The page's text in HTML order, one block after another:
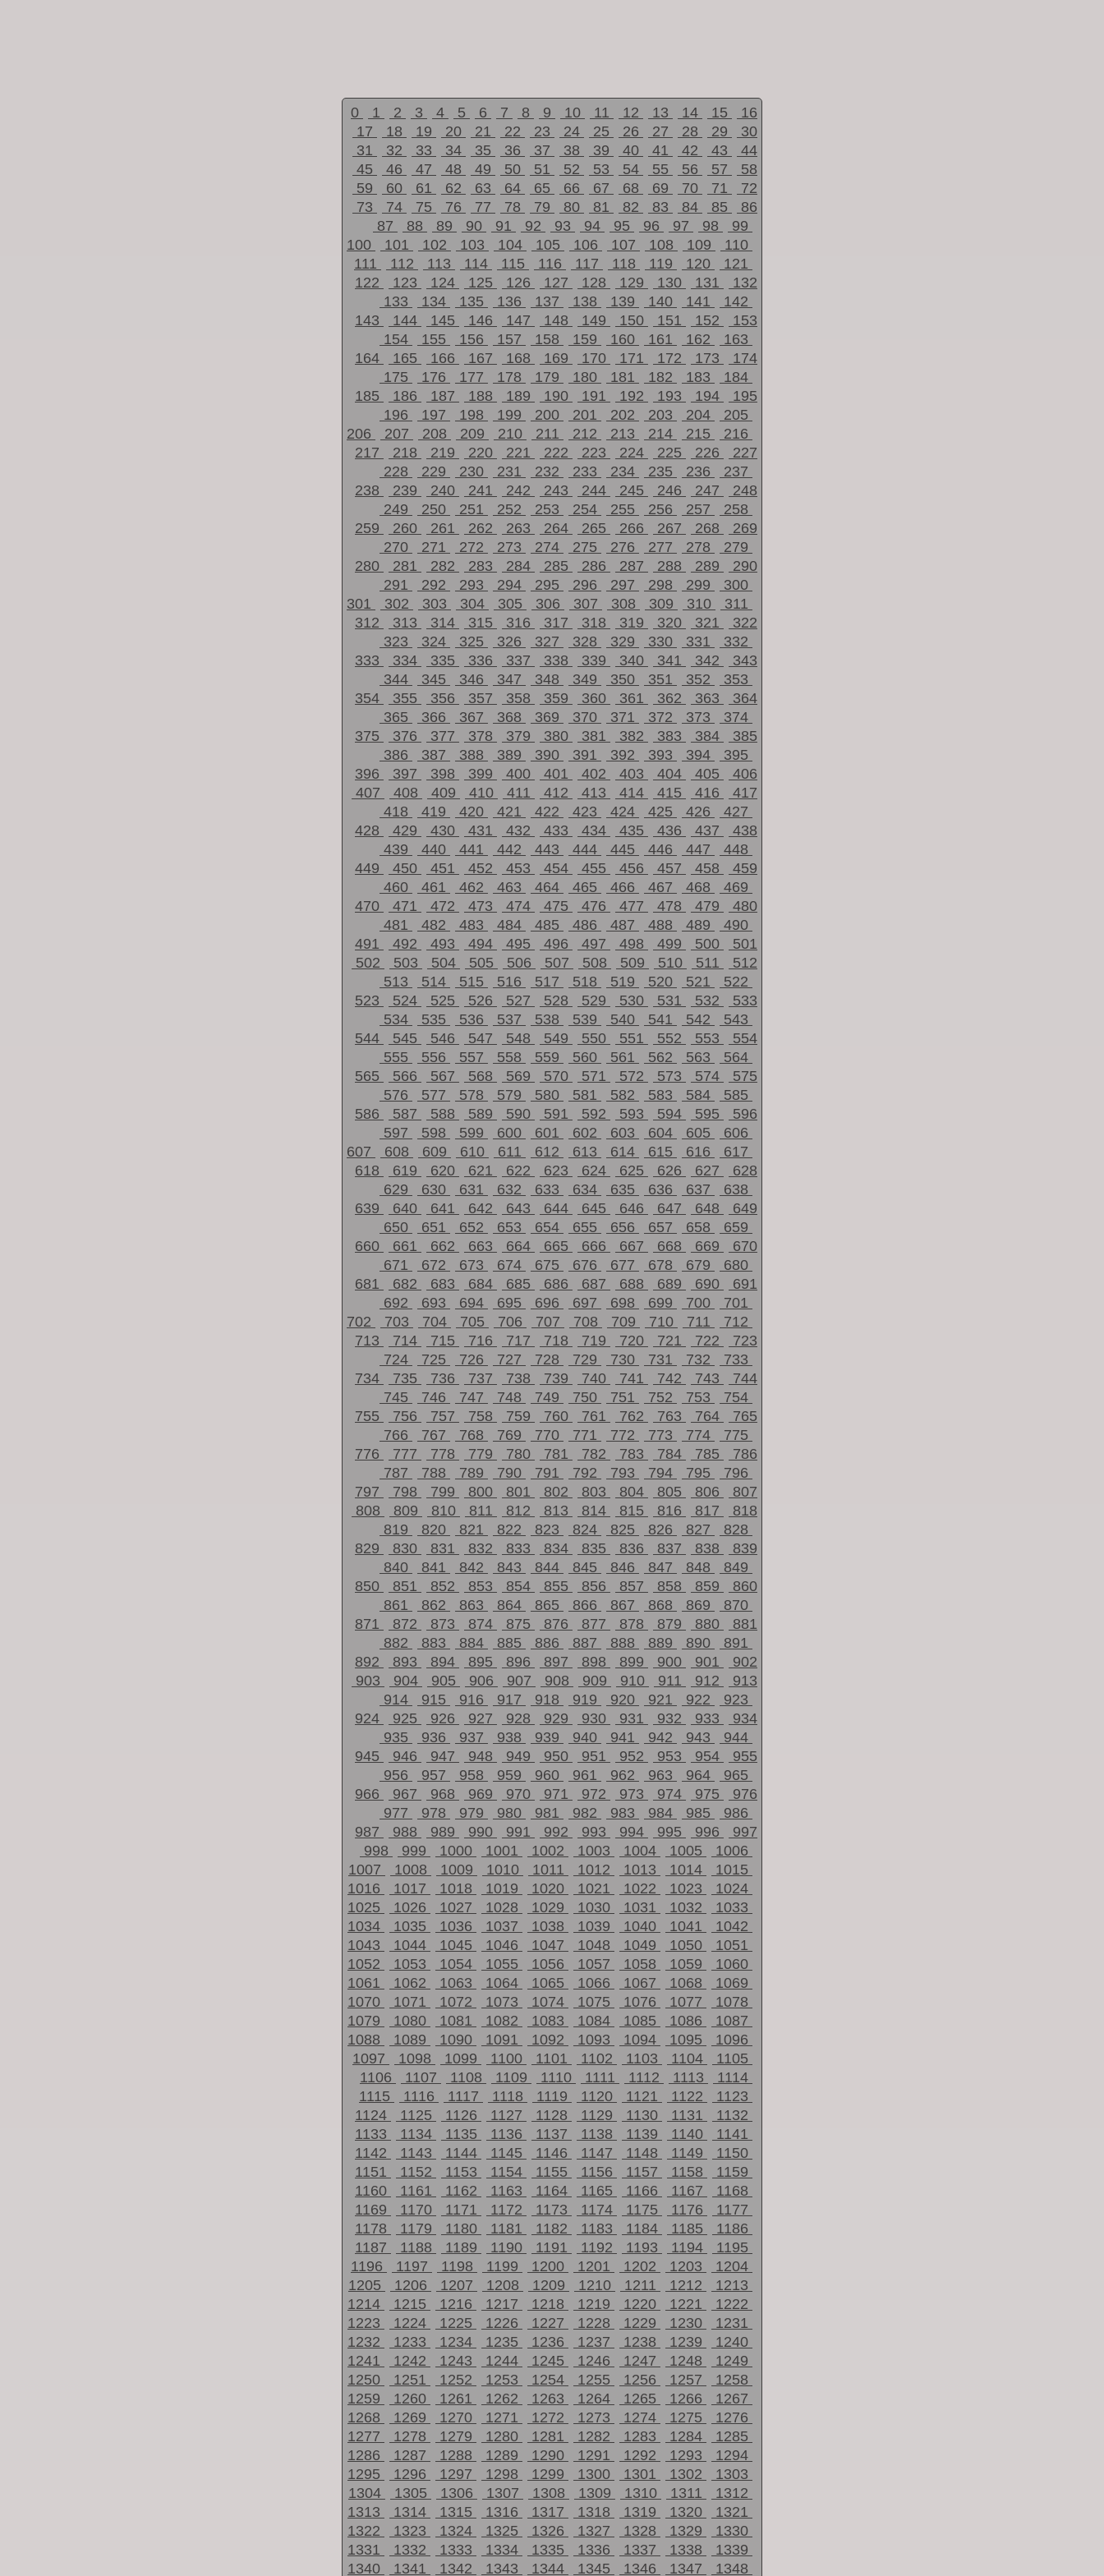
0 1 2 3 4 5 6 7 8 9 10 11 12 13 14 15
16
17
18 19 20 21 22 23 24 25 26 27 28 29
30
31
32 33 34 35 36 37 38 39 40 41 42 43
44
45
46 47 48 49 50 51 52 53 54 55 56 57
58
59
60 61 62 63 64 65 66 67 68 69 70 71
72
73
74 75 76 77 78 79 80 81 82 83 84 85
86
87
88 89 90 91 92 93 94 95 96 97 98
99
100
101 102 103 104 105 106 107 108 109
110
111
112 113 114 115 116 117 118 119 120
121
122
123 124 125 126 127 128 129 130 131
132
133
134 135 136 137 138 139 140 141
142
143
144 145 146 147 148 149 150 151 152
153
154
155 156 157 158 159 160 161 162
163
164
165 166 167 168 169 170 171 172 173
174
175
176 177 178 179 180 181 182 183
184
185
186 187 188 189 190 191 192 193 194
195
196
197 198 199 200 201 202 203 204
205
206
207 208 209 210 211 212 213 214 215
216
217
218 219 220 221 222 223 224 225 226
227
228
229 230 231 232 233 234 235 236
237
238
239 240 241 242 243 244 245 246 247
248
249
250 251 252 253 254 255 256 257
258
259
260 261 262 263 264 265 266 267 268
269
270
271 272 273 274 275 276 277 278
279
280
281 282 283 284 285 286 287 288 289
290
291
292 293 294 295 296 297 298 299
300
301
302 303 304 305 306 307 308 309 310
311
312
313 314 315 316 317 318 319 320 321
322
323
324 325 326 327 328 329 330 331
332
333
334 335 336 337 338 339 340 341 342
343
344
345 346 347 348 349 350 351 352
353
354
355 356 357 358 359 360 361 362 363
364
365
366 367 368 369 370 371 372 373
374
375
376 377 378 379 380 381 382 383 384
385
386
387 388 389 390 391 392 393 394
395
396
397 398 399 400 401 402 403 404 405
406
407
408 409 410 411 412 413 414 415 416
417
418
419 420 421 422 423 424 425 426
427
428
429 430 431 432 433 434 435 436 437
438
439
440 441 442 443 444 445 446 447
448
449
450 451 452 453 454 455 456 457 458
459
460
461 462 463 464 465 466 467 468
469
470
471 472 473 474 475 476 477 478 479
480
481
482 483 484 485 486 487 488 489
490
491
492 493 494 495 496 497 498 499 500
501
502
503 504 505 506 507 508 509 510 511
512
513
514 515 516 517 518 519 520 521
522
523
524 525 526 527 528 529 530 531 532
533
534
535 536 537 538 539 540 541 542
543
544
545 546 547 548 549 550 551 552 553
554
555
556 557 558 559 560 561 562 563
564
565
566 567 568 569 570 571 572 573 574
575
576
577 578 579 580 581 582 583 584
585
586
587 588 589 590 591 592 593 594 595
596
597
598 599 600 601 602 603 604 605
606
607
608 609 610 611 612 613 614 615 616
617
618
619 620 621 622 623 624 625 626 627
628
629
630 631 632 633 634 635 636 637
638
639
640 641 642 643 644 645 646 647 648
649
650
651 652 653 654 655 656 657 658
659
660
661 662 663 664 665 666 667 668 669
670
671
672 673 674 675 676 677 678 679
680
681
682 683 684 685 686 687 688 689 690
691
692
693 694 695 696 697 698 699 700
701
702
703 704 705 706 707 708 709 710 711
712
713
714 715 716 717 718 719 720 721 722
723
724
725 726 727 728 729 730 731 732
733
734
735 736 737 738 739 740 741 742 743
744
745
746 747 748 749 750 751 752 753
754
755
756 757 758 759 760 761 762 763 764
765
766
767 768 769 770 771 772 773 774
775
776
777 778 779 780 781 782 783 784 785
786
787
788 789 790 791 792 793 794 795
796
797
798 799 800 801 802 803 804 805 806
807
808
809 810 811 812 813 814 815 816 817
818
819
820 821 822 823 824 825 826 827
828
829
830 831 832 833 834 835 836 837 838
839
840
841 842 843 844 845 846 847 848
849
850
851 852 853 854 855 856 857 858 859
860
861
862 863 864 865 866 867 868 869
870
871
872 873 874 875 876 877 878 879 880
881
882
883 884 885 886 887 888 889 890
891
892
893 894 895 896 897 898 899 900 901
902
903
904 905 906 907 908 909 910 911 912
913
914
915 916 917 918 919 920 921 922
923
924
925 926 927 928 929 930 931 932 933
934
935
936 937 938 939 940 941 942 943
944
945
946 947 948 949 950 951 952 953 954
955
956
957 958 959 960 961 962 963 964
965
966
967 968 969 970 971 972 973 974 975
976
977
978 979 980 981 982 983 984 985
986
987
988 989 990 991 992 993 994 995 996
997
998
999 1000 1001 1002 1003 1004 1005
1006
1007
1008 1009 1010 1011 1012 1013 1014
1015
1016
1017 1018 1019 1020 1021 1022 1023
1024
1025
1026 1027 1028 1029 1030 1031 1032
1033
1034
1035 1036 1037 1038 1039 1040 1041
1042
1043
1044 1045 1046 1047 1048 1049 1050
1051
1052
1053 1054 1055 1056 1057 1058 1059
1060
1061
1062 1063 1064 1065 1066 1067 1068
1069
1070
1071 1072 1073 1074 1075 1076 1077
1078
1079
1080 1081 1082 1083 1084 1085 1086
1087
1088
1089 1090 1091 1092 1093 1094 1095
1096
1097
1098 1099 1100 1101 1102 1103 1104
1105
1106
1107 1108 1109 1110 1111 1112 1113
1114
1115
1116 1117 1118 1119 1120 1121 1122
1123
1124
1125 1126 1127 1128 1129 1130 1131
1132
1133
1134 1135 1136 1137 1138 1139 1140
1141
1142
1143 1144 1145 1146 1147 1148 1149
1150
1151
1152 1153 1154 1155 1156 1157 1158
1159
1160
1161 1162 1163 1164 1165 1166 1167
1168
1169
1170 1171 1172 1173 1174 1175 1176
1177
1178
1179 1180 1181 1182 1183 1184 1185
1186
1187
1188 1189 1190 1191 1192 1193 1194
1195
1196
1197 1198 1199 1200 1201 1202 1203
1204
1205
1206 1207 1208 1209 1210 1211 1212
1213
1214
1215 1216 1217 1218 1219 1220 1221
1222
1223
1224 1225 1226 1227 1228 1229 1230
1231
1232
1233 1234 1235 1236 1237 1238 1239
1240
1241
1242 1243 1244 1245 1246 1247 1248
1249
1250
1251 1252 1253 1254 1255 1256 1257
1258
1259
1260 1261 1262 1263 1264 1265 1266
1267
1268
1269 1270 1271 1272 1273 1274 1275
1276
1277
1278 1279 1280 1281 1282 1283 1284
1285
1286
1287 1288 1289 1290 1291 1292 1293
1294
1295
1296 1297 1298 1299 1300 1301 1302
1303
1304
1305 1306 1307 1308 1309 1310 1311
1312
1313
1314 1315 1316 1317 1318 1319 1320
1321
1322
1323 1324 1325 1326 1327 1328 1329
1330
1331
1332 1333 1334 1335 1336 1337 1338
1339
1340
1341 1342 1343 1344 1345 1346 1347 1348